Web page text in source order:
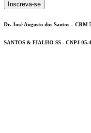
Inscreva-se
Dr. José Augusto dos Santos –
SANTOS & FIALHO SS - CNPJ